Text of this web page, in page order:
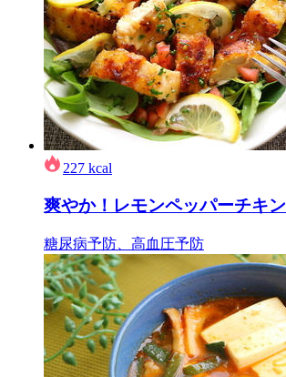
227 kcal
爽やか！レモンペッパーチキン
糖尿病予防、高血圧予防